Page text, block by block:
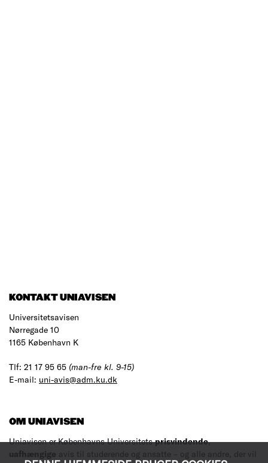
KONTAKT UNIAVISEN
Universitetsavisen
Nørregade 10
1165 København K
Tlf: 21 17 95 65 (man-fre kl. 9-15)
E-mail: uni-avis@adm.ku.dk
OM UNIAVISEN
Uniavisen er Københavns Universitetsprisvindende,
uafhængige avis til studerende og ansatte – og alle andre, der vil